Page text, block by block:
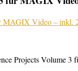
Projects